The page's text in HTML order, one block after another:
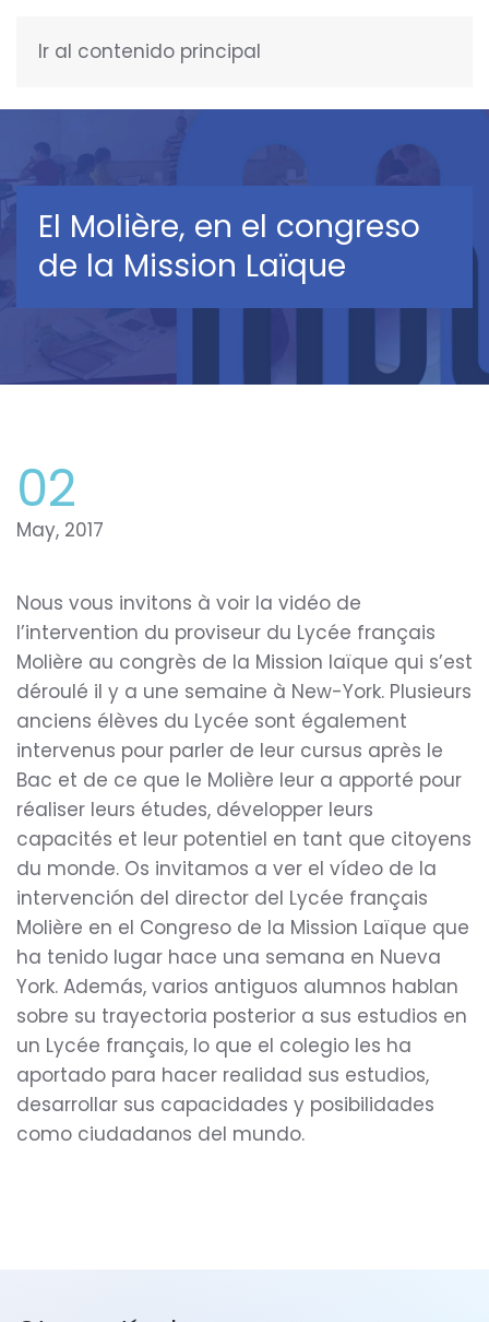
Ir al contenido principal
El Molière, en el congreso
de la Mission Laïque
02
May, 2017
Nous vous invitons à voir la vidéo de
l’intervention du proviseur du Lycée français
Molière au congrès de la Mission laïque qui s’est
déroulé il y a une semaine à New-York. Plusieurs
anciens élèves du Lycée sont également
intervenus pour parler de leur cursus après le
Bac et de ce que le Molière leur a apporté pour
réaliser leurs études, développer leurs
capacités et leur potentiel en tant que citoyens
du monde. Os invitamos a ver el vídeo de la
intervención del director del Lycée français
Molière en el Congreso de la Mission Laïque que
ha tenido lugar hace una semana en Nueva
York. Además, varios antiguos alumnos hablan
sobre su trayectoria posterior a sus estudios en
un Lycée français, lo que el colegio les ha
aportado para hacer realidad sus estudios,
desarrollar sus capacidades y posibilidades
como ciudadanos del mundo.